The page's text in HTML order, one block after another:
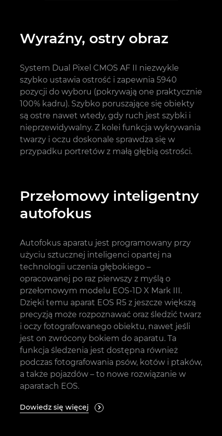
Wyraźny, ostry obraz
System Dual Pixel CMOS AF II niezwykle
szybko ustawia ostrość i zapewnia 5940
pozycji do wyboru (pokrywają one praktycznie
100% kadru). Szybko poruszające się obiekty
są ostre nawet wtedy, gdy ruch jest szybki i
nieprzewidywalny. Z kolei funkcja wykrywania
twarzy i oczu doskonale sprawdza się w
przypadku portretów z małą głębią ostrości.
Przełomowy inteligentny
autofokus
Autofokus aparatu jest programowany przy
użyciu sztucznej inteligenci opartej na
technologii uczenia głębokiego –
opracowanej po raz pierwszy z myślą o
przełomowym modelu EOS-1D X Mark III.
Dzięki temu aparat EOS R5 z jeszcze większą
precyzją może rozpoznawać oraz śledzić twarz
i oczy fotografowanego obiektu, nawet jeśli
jest on zwrócony bokiem do aparatu. Ta
funkcja śledzenia jest dostępna również
podczas fotografowania psów, kotów i ptaków,
a także pojazdów – to nowe rozwiązanie w
aparatach EOS.
Dowiedz się więcej 